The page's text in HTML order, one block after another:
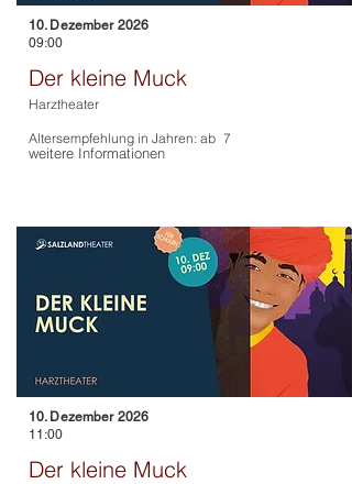
10. Dezember 2026
09:00
Der kleine Muck
Harztheater
Altersempfehlung in Jahren: ab 7
weitere Informationen
10. Dezember 2026
11:00
Der kleine Muck